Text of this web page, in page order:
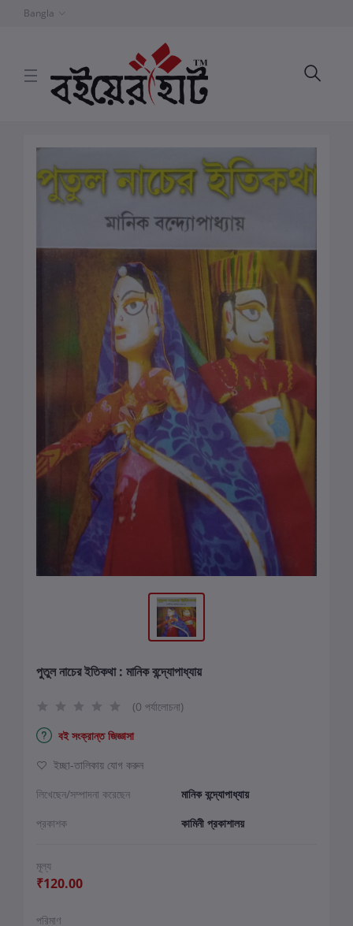
Bangla
পুতুল নাচের ইতিকথা : মানিক বন্দ্যোপাধ্যায়
(0 পর্যালোচনা)
বই সংক্রান্ত জিজ্ঞাসা
ইচ্ছা-তালিকায় যোগ করুন
লিখেছেন/সম্পাদনা করেছেন
মানিক বন্দ্যোপাধ্যায়
প্রকাশক
কামিনী প্রকাশালয়
মূল্য
₹120.00
পরিমাণ